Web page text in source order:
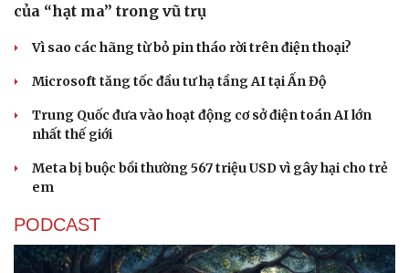
của “hạt ma” trong vũ trụ
Vì sao các hãng từ bỏ pin tháo rời trên điện thoại?
Microsoft tăng tốc đầu tư hạ tầng AI tại Ấn Độ
Trung Quốc đưa vào hoạt động cơ sở điện toán AI lớn
nhất thế giới
Meta bị buộc bồi thường 567 triệu USD vì gây hại cho trẻ
em
PODCAST